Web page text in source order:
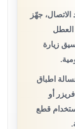
جهّز
زيارة
اطباق
أو
قطع